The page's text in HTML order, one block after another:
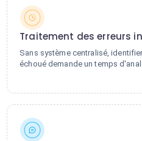
Traitement des erreurs
Sans système centralisé,
échoué demande un temps